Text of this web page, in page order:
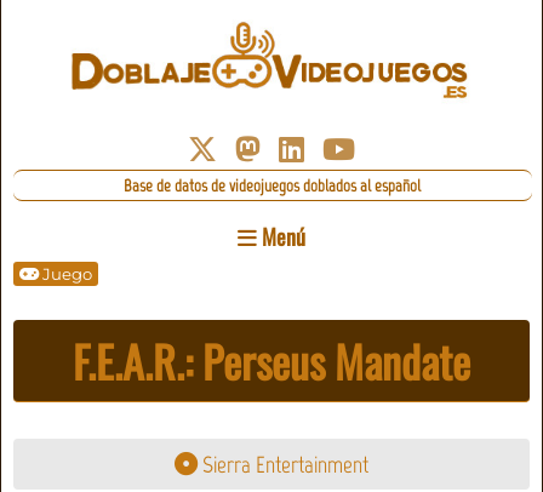
Base de datos de videojuegos doblados al español
Menú
Juego
F.E.A.R.: Perseus Mandate
Sierra Entertainment